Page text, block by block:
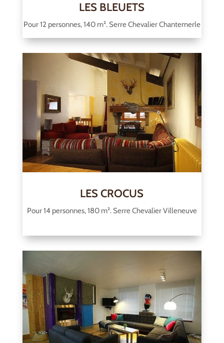
LES BLEUETS
Pour 12 personnes, 140 m². Serre Chevalier Chantemerle
LES CROCUS
Pour 14 personnes, 180 m². Serre Chevalier Villeneuve